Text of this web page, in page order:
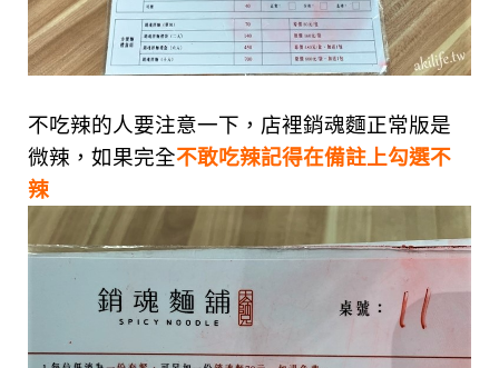
不吃辣的人要注意一下，店裡銷魂麵正常版是
微辣，如果完全不敢吃辣記得在備註上勾選不
辣